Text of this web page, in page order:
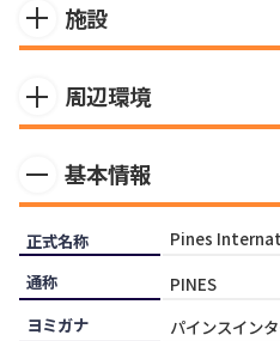
に特化した構成になっています
対策や点数保証コース、高校生
タの規則を選択することもでき
ですが全てのオプションクラス
英語漬けの留学生活を送ること
施設
長期滞在も問題なく過ごせる活
周辺環境
にコンビニやスーパーマーケッ
環境です。
基本情報
正式名称
Pines
通称
PINES
ヨミガナ
パインスイン